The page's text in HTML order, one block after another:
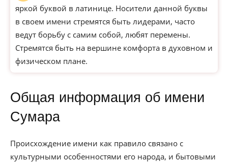
яркой буквой в латинице. Носители данной буквы
в своем имени стремятся быть лидерами, часто
ведут борьбу с самим собой, любят перемены.
Стремятся быть на вершине комфорта в духовном и
физическом плане.
Общая информация об имени
Сумара
Происхождение имени как правило связано с
культурными особенностями его народа, и бытовыми